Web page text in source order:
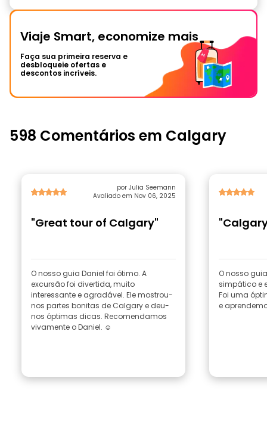
Viaje Smart, economize mais
Faça sua primeira reserva e
desbloqueie ofertas e
descontos incríveis.
598 Comentários em Calgary
por Julia Seemann
Avaliado em Nov 06, 2025
"Great tour of Calgary"
O nosso guia Daniel foi ótimo. A
excursão foi divertida, muito
interessante e agradável. Ele mostrou-
nos partes bonitas de Calgary e deu-
nos óptimas dicas. Recomendamos
vivamente o Daniel. ☺️
O nosso
simpático e
Foi uma
e